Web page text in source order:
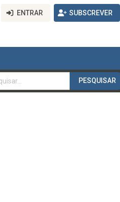
ENTRAR SUBSCREVER
PESQUISAR